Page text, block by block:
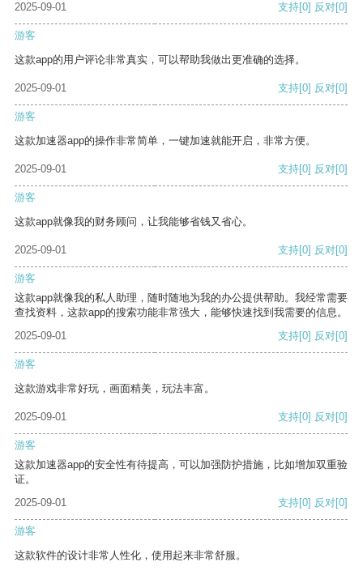
2025-09-01
支持[0] 反对[0]
游客
这款app的用户评论非常真实，可以帮助我做出更准确的选择。
2025-09-01 支持[0] 反对[0]
游客
这款加速器app的操作非常简单，一键加速就能开启，非常方便。
2025-09-01 支持[0] 反对[0]
游客
这款app就像我的财务顾问，让我能够省钱又省心。
2025-09-01 支持[0] 反对[0]
游客
这款app就像我的私人助理，随时随地为我的办公提供帮助。我经常需要
查找资料，这款app的搜索功能非常强大，能够快速找到我需要的信息。
2025-09-01
支持[0] 反对[0]
游客
这款游戏非常好玩，画面精美，玩法丰富。
2025-09-01 支持[0] 反对[0]
游客
这款加速器app的安全性有待提高，可以加强防护措施，比如增加双重验
证。
2025-09-01
支持[0] 反对[0]
游客
这款软件的设计非常人性化，使用起来非常舒服。